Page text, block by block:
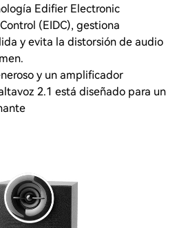
Edifier Electronic
(EIDC), gestiona
y evita la distorsión de audio
y un amplificador
2.1 está diseñado para un